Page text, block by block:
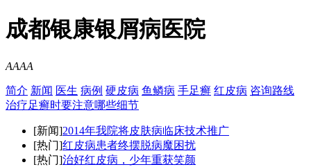
成都银康银屑病医院
AAAA
简介 新闻 医生 病例 硬皮病 鱼鳞病 手足癣 红皮病 咨询路线
治疗足癣时要注意哪些细节
[新闻]2014年我院将皮肤病临床技术推广
[热门]红皮病患者终摆脱病魔困扰
[热门]治好红皮病，少年重获笑颜